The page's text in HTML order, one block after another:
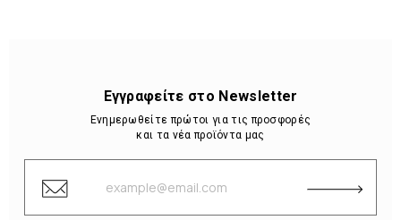
Εγγραφείτε στο Newsletter
Ενημερωθείτε πρώτοι για τις προσφορές
και τα νέα προϊόντα μας